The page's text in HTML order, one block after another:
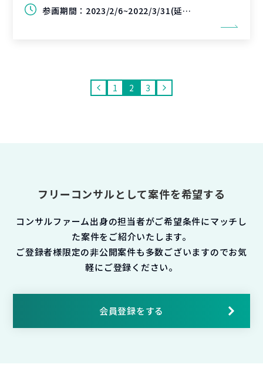
参画期間： 2023/2/6~2022/3/31(延長可能性あり)
1 2 3
フリーコンサルとして案件を希望する
コンサルファーム出身の担当者がご希望条件にマッチし
た案件をご紹介いたします。
ご登録者様限定の非公開案件も多数ございますのでお気
軽にご登録ください。
会員登録をする